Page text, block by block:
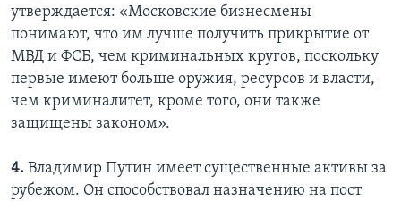
утверждается: «Московские бизнесмены
понимают, что им лучше получить прикрытие от
МВД и ФСБ, чем криминальных кругов, поскольку
первые имеют больше оружия, ресурсов и власти,
чем криминалитет, кроме того, они также
защищены законом».
4. Владимир Путин имеет существенные активы за
рубежом. Он способствовал назначению на пост